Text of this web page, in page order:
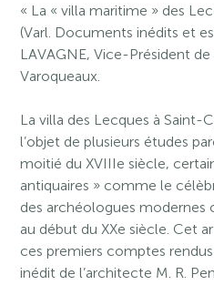
« La « villa maritime » des
(Varl. Documents inédits et
LAVAGNE, Vice-Président de
Varoqueaux.
La villa des Lecques à Saint-
l’objet de plusieurs études
moitié du XVIIIe siècle,
antiquaires » comme le
des archéologues
au début du XXe siècle. Cet
ces premiers comptes
inédit de l’architecte M. R.